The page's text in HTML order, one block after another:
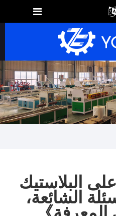
البلاستيك
الشائعة،